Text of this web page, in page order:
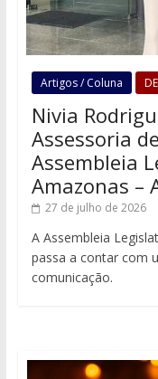
Artigos / Coluna
Nivia
Assessoria
Assembleia
Amazonas –
27 de julho de 2026
A Assembleia
passa a contar com
comunicação.